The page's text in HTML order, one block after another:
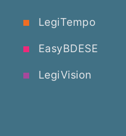
LegiTempo
EasyBDESE
LegiVision